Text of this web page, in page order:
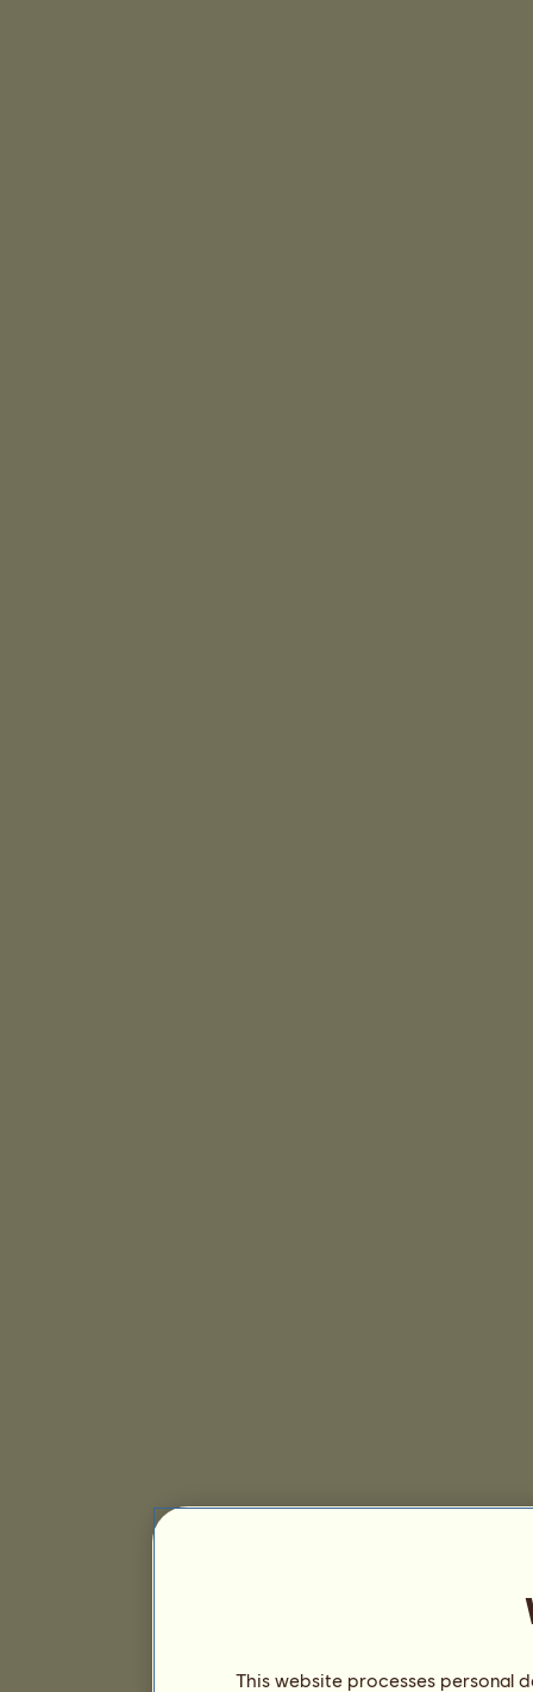
This website processes personal